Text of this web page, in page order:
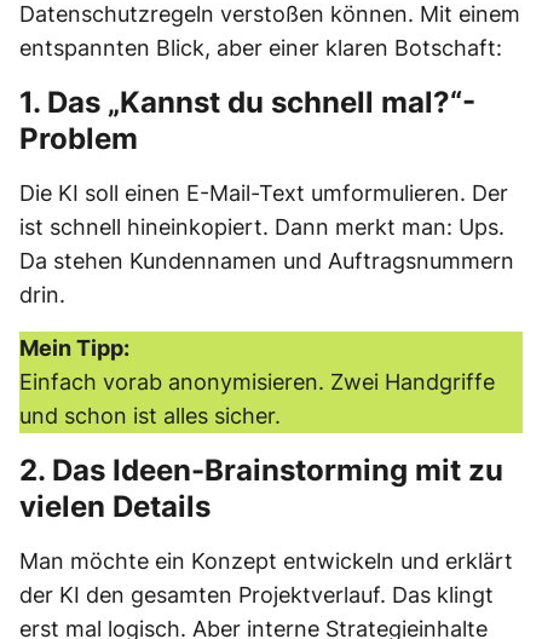
Datenschutzregeln verstoßen können. Mit einem
entspannten Blick, aber einer klaren Botschaft:
1. Das „Kannst du schnell mal?“-
Problem
Die KI soll einen E-Mail-Text umformulieren. Der
ist schnell hineinkopiert. Dann merkt man: Ups.
Da stehen Kundennamen und Auftragsnummern
drin.
Mein Tipp:
Einfach vorab anonymisieren. Zwei Handgriffe
und schon ist alles sicher.
2. Das Ideen-Brainstorming mit zu
vielen Details
Man möchte ein Konzept entwickeln und erklärt
der KI den gesamten Projektverlauf. Das klingt
erst mal logisch. Aber interne Strategieinhalte